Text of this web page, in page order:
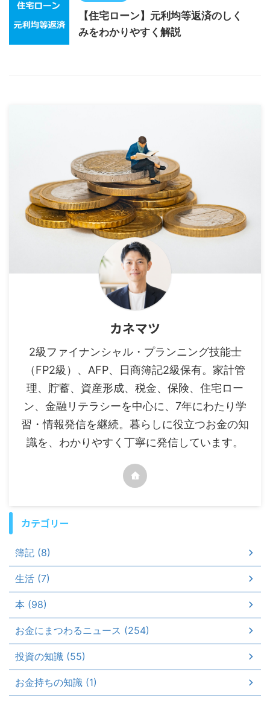
【住宅ローン】元利均等返済のしく
みをわかりやすく解説
カネマツ
2級ファイナンシャル・プランニング技能士
（FP2級）、AFP、日商簿記2級保有。家計管
理、貯蓄、資産形成、税金、保険、住宅ロー
ン、金融リテラシーを中心に、7年にわたり学
習・情報発信を継続。暮らしに役立つお金の知
識を、わかりやすく丁寧に発信しています。
カテゴリー
簿記 (8)
生活 (7)
本 (98)
お金にまつわるニュース (254)
投資の知識 (55)
お金持ちの知識 (1)